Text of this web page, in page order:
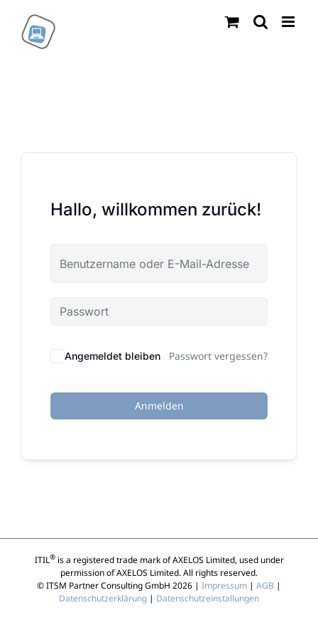
Inhalt
springen
Hallo, willkommen zurück!
Angemeldet bleiben Passwort vergessen?
Anmelden
ITIL®is a registered trade mark of AXELOS Limited, used under
permission of AXELOS Limited. All rights reserved.
© ITSM Partner Consulting GmbH 2026 | Impressum | AGB |
Datenschutzerklärung | Datenschutzeinstallungen